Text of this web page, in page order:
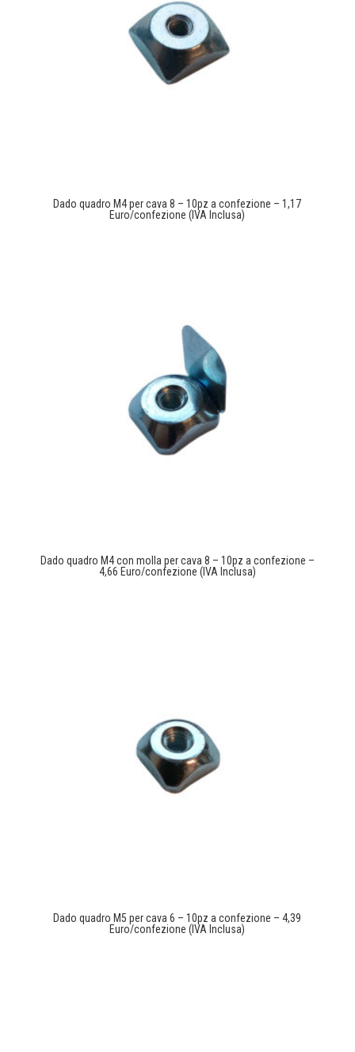
Dado quadro M4 per cava 8 – 10pz a confezione – 1,17
Euro/confezione (IVA Inclusa)
Dado quadro M4 con molla per cava 8 – 10pz a confezione –
4,66 Euro/confezione (IVA Inclusa)
Dado quadro M5 per cava 6 – 10pz a confezione – 4,39
Euro/confezione (IVA Inclusa)